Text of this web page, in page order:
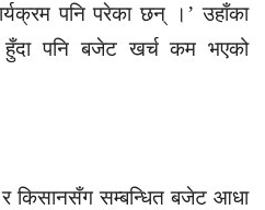
पनि परेका छन् ।’ उहाँका
हुँदा पनि बजेट खर्च कम भएको
र किसानसँग सम्बन्धित बजेट आधा